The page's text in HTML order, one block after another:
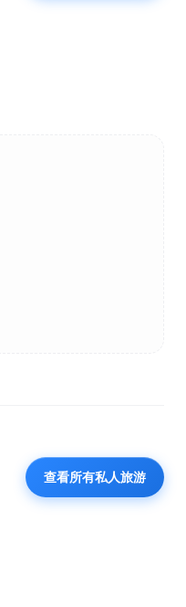
查看所有私人旅游